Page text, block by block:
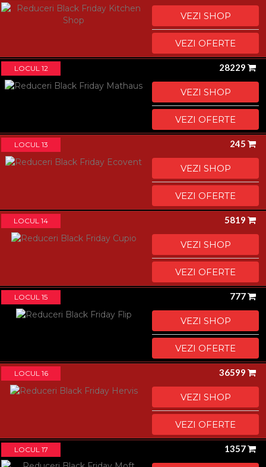
VEZI SHOP
VEZI OFERTE
LOCUL 12 28229
VEZI SHOP
VEZI OFERTE
LOCUL 13 245
VEZI SHOP
VEZI OFERTE
LOCUL 14 5819
VEZI SHOP
VEZI OFERTE
LOCUL 15 777
VEZI SHOP
VEZI OFERTE
LOCUL 16 36599
VEZI SHOP
VEZI OFERTE
LOCUL 17 1357